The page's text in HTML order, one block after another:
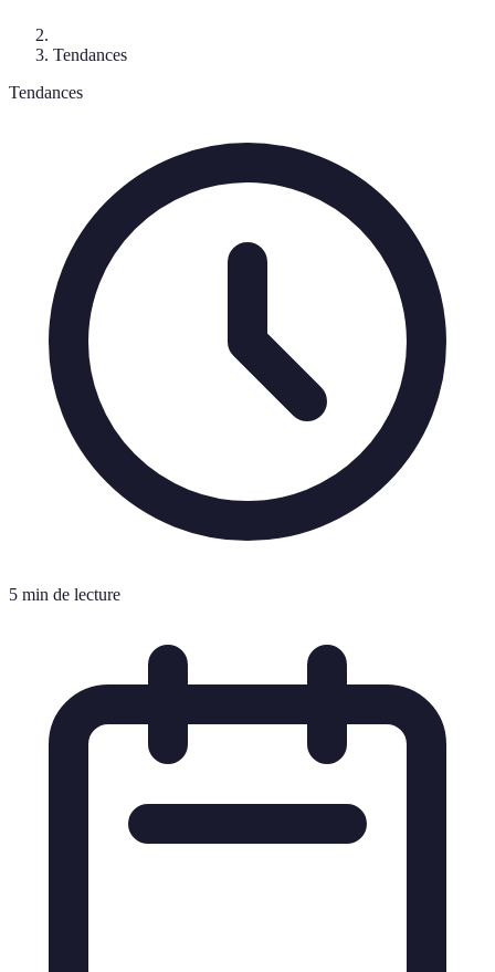
Tendances
Tendances
5 min de lecture